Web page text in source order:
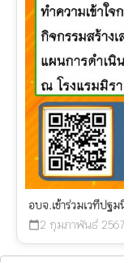
อบจ.เข้าร่วมเวทีปฐ
calendar_today 2 กุมภาพันธ์ 2567